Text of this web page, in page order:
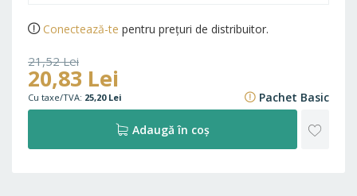
Conectează-te pentru prețuri de distribuitor.
21,52 Lei
26,04 Lei
20,83 Lei
25,20 Lei Pachet Basic
Adaugă în coș